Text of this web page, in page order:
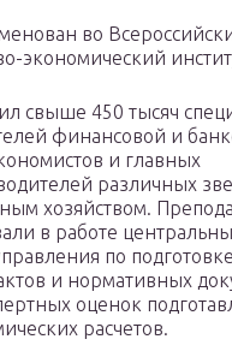
во
экономический
свыше 450 тысяч
финансовой и
и главных
различных
хозяйством.
в работе
по подготовке
и нормативных
оценок
расчетов.